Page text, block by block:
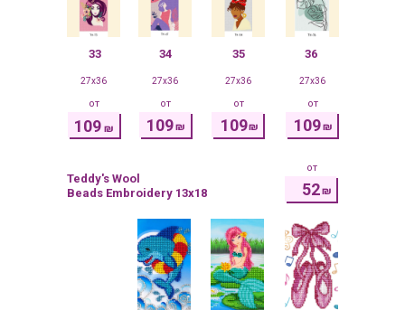
109₪ 109₪ 109₪
27x36 27x36 27x36 27x36
109 ₪
от от от от
34 35
33 36
52₪
от
Teddy's Wool
Beads Embroidery 13x18